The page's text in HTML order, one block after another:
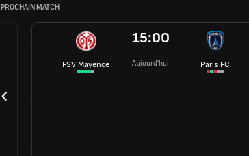
PROCHAIN MATCH
FSV Mayence
15:00
Aujourd'hui Paris FC